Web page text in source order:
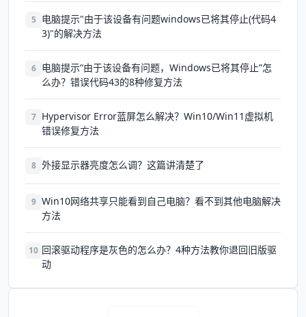
5 电脑提示"由于该设备有问题windows已将其停止(代码4
3)"的解决方法
6 电脑提示“由于该设备有问题，Windows已将其停止”怎
么办？错误代码43的8种修复方法
7 Hypervisor Error蓝屏怎么解决？Win10/Win11虚拟机
错误修复方法
8 外接显示器亮度怎么调？这篇讲清楚了
9 Win10网络共享只能看到自己电脑？看不到其他电脑解决
方法
10 回滚驱动程序是灰色的怎么办？4种方法教你退回旧版驱
动